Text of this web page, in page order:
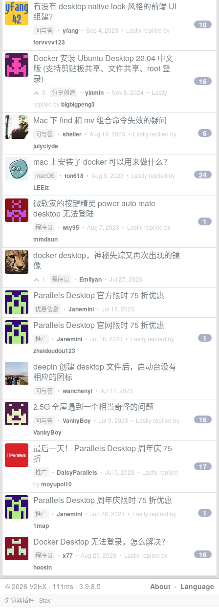
有没有 desktop native look 风格的前端 UI
组建？
问与答 • yfang • Sep 4, 2023 • Lastly replied by
forvvvv123
10
Docker 安装 Ubuntu Desktop 22.04 中文
版 (支持剪贴板共享、文件共享、root 登
录)
3 分享创造 • yinmin • Nov 8, 2024 • Lastly
replied bybigbigpeng3
16
Mac 下 find 和 mv 组合命令失效的疑问
问与答 • sheller • Aug 14, 2023 • Lastly replied by
julyclyde
6
mac 上安装了 docker 可以用来做什么？
macOS • ton618 • Aug 9, 2023 • Lastly replied by
LEEiz
24
微软家的按键精灵 power auto mate
desktop 无法登陆
程序员 • wty95 • Aug 7, 2023 • Lastly replied by
mmdsun
1
docker desktop，神秘失踪又再次出现的镜
像
1 程序员 • Emilyan • Jul 27, 2023
Parallels Desktop 官方限时 75 折优惠
优惠信息 • Janemini • Jul 18, 2023
Parallels Desktop 官网限时 75 折优惠
推广 • Janemini • Jul 18, 2023 • Lastly replied by
zhaidoudou123
1
deepin 创建 desktop 文件后，启动台没有
相应的图标
问与答 • wanchenyi • Jul 17, 2023
2.5G 全屋遇到一个相当奇怪的问题
问与答 • VanityBoy • Jul 9, 2023 • Lastly replied by
VanityBoy
16
最后一天！ Parallels Desktop 周年庆 75
折
推广 • DaisyParallels • Jul 5, 2023 • Lastly replied
bymoyupoi10
17
Parallels Desktop 周年庆限时 75 折优惠
推广 • Janemini • Jun 28, 2023 • Lastly replied by
1map
1
Docker Desktop 无法登录，怎么解决？
程序员 • x77 • Aug 29, 2023 • Lastly replied by
hoosin
16
About · Language
© 2026 V2EX · 111ms · 3.9.8.5
浏览器插件 - Stay